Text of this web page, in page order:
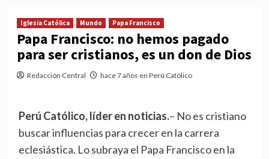
Iglesia Católica Mundo Papa Francisco
Papa Francisco: no hemos pagado
para ser cristianos, es un don de Dios
Redacción Central hace 7 años en Perú Católico
Perú Católico, líder en noticias.– No es cristiano
buscar influencias para crecer en la carrera
eclesiástica. Lo subraya el Papa Francisco en la